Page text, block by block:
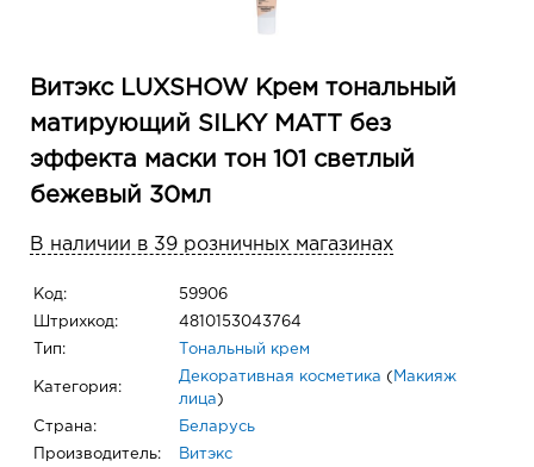
Витэкс LUXSHOW Крем тональный
матирующий SILKY MATT без
эффекта маски тон 101 cветлый
бежевый 30мл
В наличии в 39 розничных магазинах
Код: 59906
Штрихкод: 4810153043764
Тип: Тональный крем
Категория:
Декоративная косметика ( Макияж
лица )
Страна: Беларусь
Производитель: Витэкс